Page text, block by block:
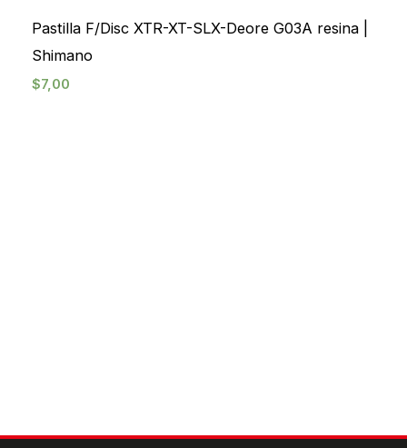
Pastilla F/Disc XTR-XT-SLX-Deore G03A resina |
Shimano
$7,00